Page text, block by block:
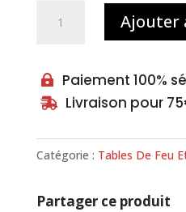
de
feu
Ajouter
 Paiement 100%
 Livraison pour
Catégorie : Tables De Feu
Partager ce produit